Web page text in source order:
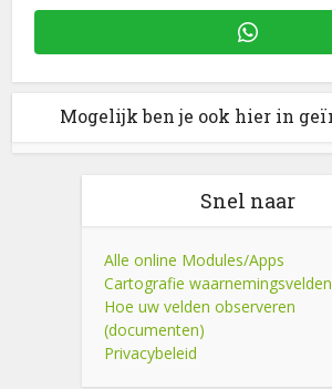
Mogelijk ben je ook hier in
Snel naar
Alle online Modules/Apps
Cartografie waarnemingsvelden
Hoe uw velden observeren
(documenten)
Privacybeleid